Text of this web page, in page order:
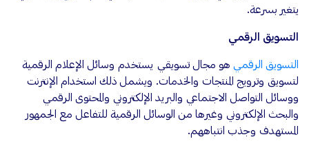
يتغير بسرعة.
التسويق الرقمي
التسويق الرقمي هو مجال تسويقي يستخدم وسائل الإعلام الرقمية
لتسويق وترويج المنتجات والخدمات. ويشمل ذلك استخدام الإنترنت
ووسائل التواصل الاجتماعي والبريد الإلكتروني والمحتوى الرقمي
والبحث الإلكتروني وغيرها من الوسائل الرقمية للتفاعل مع الجمهور
المستهدف وجذب انتباههم.